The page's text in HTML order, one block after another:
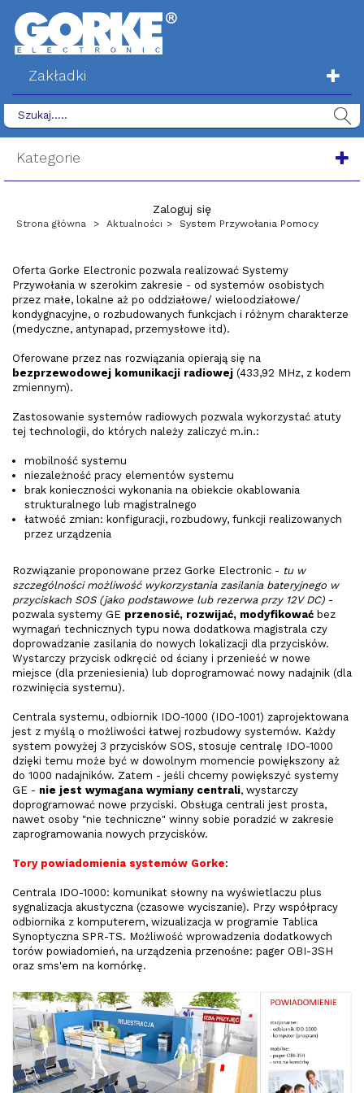
Zakładki
Kategorie
Zaloguj się
Strona główna > Aktualności > System Przywołania Pomocy
Oferta Gorke Electronic pozwala realizować Systemy
Przywołania w szerokim zakresie - od systemów osobistych
przez małe, lokalne aż po oddziałowe/ wieloodziałowe/
kondygnacyjne, o rozbudowanych funkcjach i różnym charakterze
(medyczne, antynapad, przemysłowe itd).
Oferowane przez nas rozwiązania opierają się na
bezprzewodowej komunikacji radiowej (433,92 MHz, z kodem
zmiennym).
Zastosowanie systemów radiowych pozwala wykorzystać atuty
tej technologii, do których należy zaliczyć m.in.:
mobilność systemu
niezależność pracy elementów systemu
brak konieczności wykonania na obiekcie okablowania
strukturalnego lub magistralnego
łatwość zmian: konfiguracji, rozbudowy, funkcji realizowanych
przez urządzenia
Rozwiązanie proponowane przez Gorke Electronic - tu w
szczególności możliwość wykorzystania zasilania bateryjnego w
przyciskach SOS (jako podstawowe lub rezerwa przy 12V DC) -
pozwala systemy GE przenosić, rozwijać, modyfikować bez
wymagań technicznych typu nowa dodatkowa magistrala czy
doprowadzanie zasilania do nowych lokalizacji dla przycisków.
Wystarczy przycisk odkręcić od ściany i przenieść w nowe
miejsce (dla przeniesienia) lub doprogramować nowy nadajnik (dla
rozwinięcia systemu).
Centrala systemu, odbiornik IDO-1000 (IDO-1001) zaprojektowana
jest z myślą o możliwości łatwej rozbudowy systemów. Każdy
system powyżej 3 przycisków SOS, stosuje centralę IDO-1000
dzięki temu może być w dowolnym momencie powiększony aż
do 1000 nadajników. Zatem - jeśli chcemy powiększyć systemy
GE - nie jest wymagana wymiany centrali, wystarczy
doprogramować nowe przyciski. Obsługa centrali jest prosta,
nawet osoby "nie techniczne" winny sobie poradzić w zakresie
zaprogramowania nowych przycisków.
Tory powiadomienia systemów Gorke:
Centrala IDO-1000: komunikat słowny na wyświetlaczu plus
sygnalizacja akustyczna (czasowe wyciszanie). Przy współpracy
odbiornika z komputerem, wizualizacja w programie Tablica
Synoptyczna SPR-TS. Możliwość wprowadzenia dodatkowych
torów powiadomień, na urządzenia przenośne: pager OBI-3SH
oraz sms'em na komórkę.